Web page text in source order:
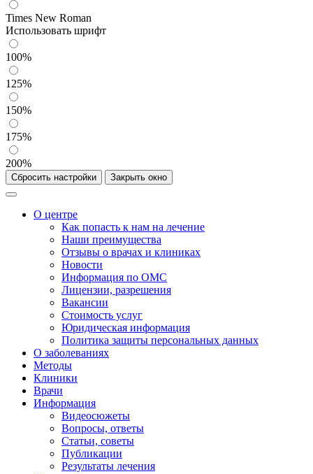
Times New Roman
Использовать шрифт
100%
125%
150%
175%
200%
Сбросить настройки Закрыть окно
О центре
Как попасть к нам на лечение
Наши преимущества
Отзывы о врачах и клиниках
Новости
Информация по ОМС
Лицензии, разрешения
Вакансии
Стоимость услуг
Юридическая информация
Политика защиты персональных данных
О заболеваниях
Методы
Клиники
Врачи
Информация
Видеосюжеты
Вопросы, ответы
Статьи, советы
Публикации
Результаты лечения